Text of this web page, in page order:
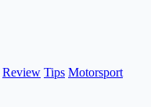
Review Tips Motorsport